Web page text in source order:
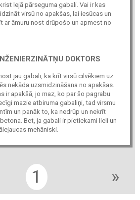
lejā pārseguma gabali. Vai ir kas
virsū no apakšas, lai iesūcas un
ar āmuru nost drūpošo un apmest no
DOKTORS
jau gabali, ka krīt virsū cilvēkiem uz
nekāda uzsmidzināšana no apakšas.
ir apakšā, jo maz, ko par šo pagrabu
mazie atbiruma gabaliņi, tad virsmu
un panāk to, ka nedrūp un nekrīt
Bet, ja gabali ir pietiekami lieli un
mehāniski.
1 »